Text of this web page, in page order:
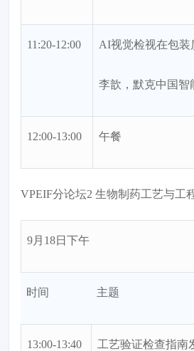
11:20-12:00 AI视觉检视在包装
李歆，默克中国智
12:00-13:00 午餐
VPEIF分论坛2 生物制药工艺与工
9月18日下午
时间 主题
13:00-13:40 工艺验证检查指南